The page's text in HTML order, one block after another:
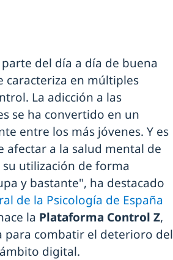
del día a día de buena
caracteriza en múltiples
La adicción a las
se ha convertido en un
entre los más jóvenes. Y es
afectar a la salud mental de
utilización de forma
y bastante", ha destacado
de la Psicología de España
la Plataforma Control Z,
para combatir el deterioro del
digital.